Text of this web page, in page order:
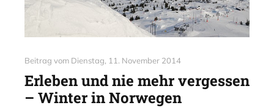
Beitrag vom Dienstag, 11. November 2014
Erleben und nie mehr vergessen
– Winter in Norwegen